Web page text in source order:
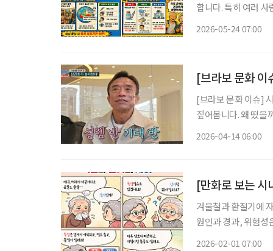
합니다. 특히 여러
2026-05-24 07:00
[브라보 문화 이
[브라보 문화 이슈]
짚어봅니다. 왜 떴을까? 레슬링 국가대표 출신 심권호가 최근 대중의 관심을 한 몸에 받고 있
2026-04-14 06:00
[만화로 보는 시
겨울철과 환절기에
원인과 경과, 위험성은 분명한 차이가
2026-02-01 07:00